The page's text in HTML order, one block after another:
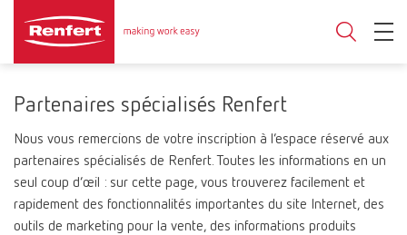
Partenaires spécialisés Renfert
Nous vous remercions de votre inscription à l’espace réservé aux
partenaires spécialisés de Renfert. Toutes les informations en un
seul coup d’œil : sur cette page, vous trouverez facilement et
rapidement des fonctionnalités importantes du site Internet, des
outils de marketing pour la vente, des informations produits